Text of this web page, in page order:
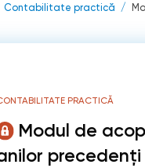
Contabilitate practică
PRACTICĂ
Modul de